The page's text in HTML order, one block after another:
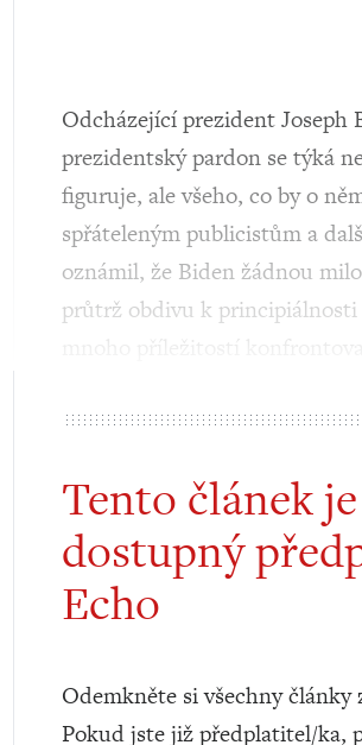
Odcházející prezident
prezidentský pardon se týká
figuruje, ale všeho, co by o
spřáteleným publicistům a
oznámil, že Biden žádnou
průtrž obdivu k
Tento článek
dostupný
Echo
Odemkněte si všechny
Pokud jste již předplatitel/ka,